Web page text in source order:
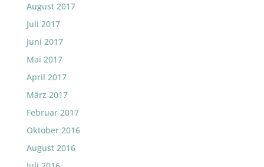
August 2017
Juli 2017
Juni 2017
Mai 2017
April 2017
März 2017
Februar 2017
Oktober 2016
August 2016